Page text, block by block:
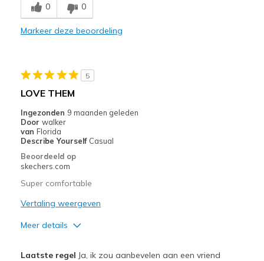
Comfortable
Going Out
Sizing
View On Shoes
Shoes are for Wearing
0 0
Markeer deze beoordeling
5
LOVE THEM
Ingezonden 9 maanden geleden
Door walker
van Florida
Describe Yourself Casual
Beoordeeld op
skechers.com
Super comfortable
Vertaling weergeven
Meer details
Laatste regel Ja, ik zou aanbevelen aan een vriend